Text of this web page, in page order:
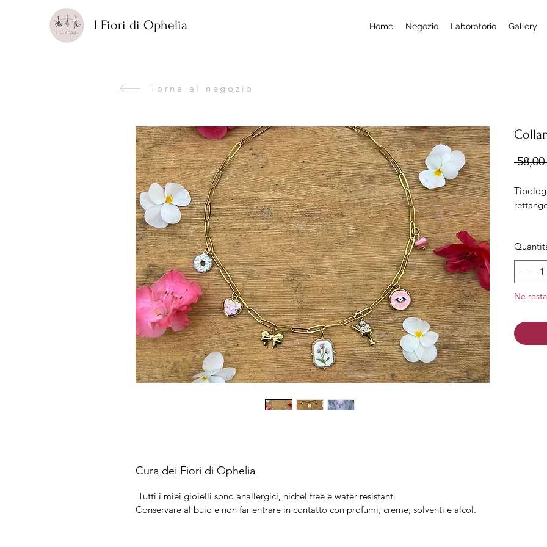
I Fiori di Ophelia Home Negozio Laboratorio Gallery
Torna al negozio
58,00
Ne
Cura dei Fiori di Ophelia
Tutti i miei gioielli sono anallergici, nichel free e water resistant.
Conservare al buio e non far entrare in contatto con profumi, creme, solventi e alcol.